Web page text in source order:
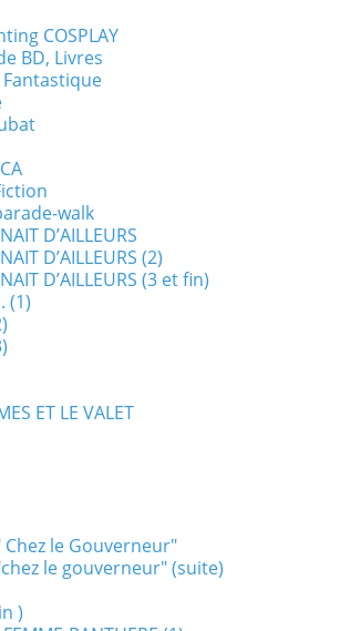
COSPLAY
BD, Livres
walk
D’AILLEURS
D’AILLEURS (2)
D’AILLEURS (3 et fin)
(1)
ET LE VALET
Chez le Gouverneur"
le gouverneur" (suite)
)